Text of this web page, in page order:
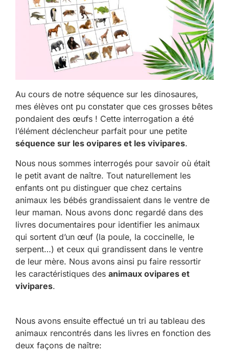
Au cours de notre séquence sur les dinosaures,
mes élèves ont pu constater que ces grosses bêtes
pondaient des œufs ! Cette interrogation a été
l’élément déclencheur parfait pour une petite
séquence sur les ovipares et les vivipares.
Nous nous sommes interrogés pour savoir où était
le petit avant de naître. Tout naturellement les
enfants ont pu distinguer que chez certains
animaux les bébés grandissaient dans le ventre de
leur maman. Nous avons donc regardé dans des
livres documentaires pour identifier les animaux
qui sortent d’un œuf (la poule, la coccinelle, le
serpent…) et ceux qui grandissent dans le ventre
de leur mère. Nous avons ainsi pu faire ressortir
les caractéristiques des animaux ovipares et
vivipares.
Nous avons ensuite effectué un tri au tableau des
animaux rencontrés dans les livres en fonction des
deux façons de naître: